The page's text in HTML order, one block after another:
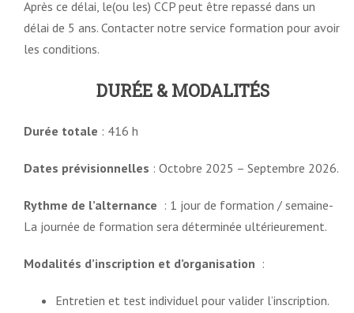
Après ce délai, le(ou les) CCP peut être repassé dans un
délai de 5 ans. Contacter notre service formation pour avoir
les conditions.
DURÉE & MODALITÉS
Durée totale : 416 h
Dates prévisionnelles : Octobre 2025 – Septembre 2026.
Rythme de l’alternance : 1 jour de formation / semaine-
La journée de formation sera déterminée ultérieurement.
Modalités d’inscription et d’organisation :
Entretien et test individuel pour valider l’inscription.